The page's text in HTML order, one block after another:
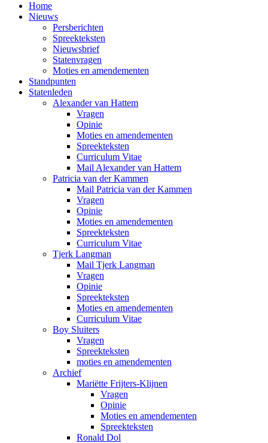
Home
Nieuws
Persberichten
Spreekteksten
Nieuwsbrief
Statenvragen
Moties en amendementen
Standpunten
Statenleden
Alexander van Hattem
Vragen
Opinie
Moties en amendementen
Spreekteksten
Curriculum Vitae
Mail Alexander van Hattem
Patricia van der Kammen
Mail Patricia van der Kammen
Vragen
Opinie
Moties en amendementen
Spreekteksten
Curriculum Vitae
Tjerk Langman
Mail Tjerk Langman
Vragen
Opinie
Spreekteksten
Moties en amendementen
Curriculum Vitae
Boy Sluiters
Vragen
Spreekteksten
moties en amendementen
Archief
Mariëtte Frijters-Klijnen
Vragen
Opinie
Moties en amendementen
Spreekteksten
Ronald Dol